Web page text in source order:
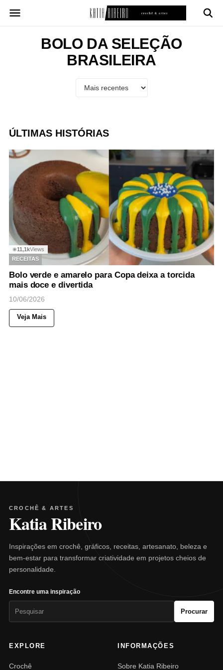
para
BOLO DA SELEÇÃO
BRASILEIRA
ÚLTIMAS HISTÓRIAS
◉11,1kViews
RECEITAS
Bolo verde e amarelo para Copa deixa a torcida
mais doce e divertida
10/06/2026
Veja Mais
CROCHÊ & ARTES
Katia Ribeiro
Inspirações em crochê, gráficos, receitas, artesanato, beleza e
bem-estar para transformar criatividade em projetos cheios de
personalidade.
Encontre uma inspiração
Procurar
EXPLORE
Crochê
INFORMAÇÕES
Sobre Katia Ribeiro